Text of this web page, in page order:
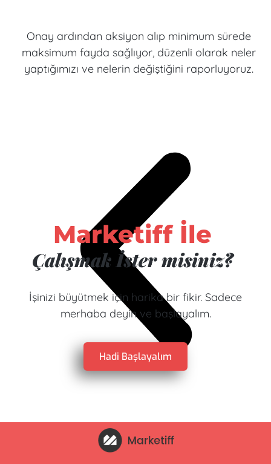
Onay ardından aksiyon alıp minimum sürede
maksimum fayda sağlıyor, düzenli olarak neler
yaptığımızı ve nelerin değiştiğini raporluyoruz.
Marketiff İle
Çalışmak İster misiniz?
İşinizi büyütmek için harika bir fikir. Sadece
merhaba deyin ve başlayalım.
Hadi Başlayalım